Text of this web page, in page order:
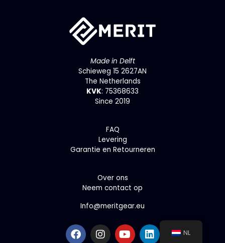
Made in Delft
Schieweg 15 2627AN
The Netherlands
KVK: 75368633
Since 2019
FAQ
Levering
Garantie en Retourneren
Over ons
Neem contact op
Info@meritgear.eu
F
a
I
n
Y
o
L
i NL